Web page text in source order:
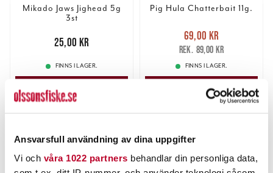
Ansvarsfull användning av dina uppgifter
Vi och våra 1022 partners behandlar din personliga data,
Mikado Jaws Jighead 5g
3st
25,00 kr
25,00 kr
FINNS I LAGER.
LÄS MER
Pig Hula Chatterbait 11g.
Nuvarande pris
69,00 krTidigare pris
89,00 kr
69,00 kr
89,00 kr
FINNS I LAGER.
LÄS MER
ANDRA TITTADE OCKSÅ PÅ
15%